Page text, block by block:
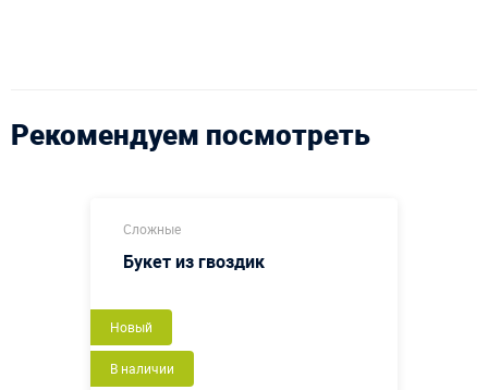
Рекомендуем посмотреть
Сложные
Букет из гвоздик
Новый
В наличии